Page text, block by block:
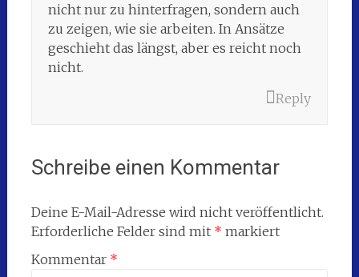
nicht nur zu hinterfragen, sondern auch
zu zeigen, wie sie arbeiten. In Ansätze
geschieht das längst, aber es reicht noch
nicht.
Reply
Schreibe einen Kommentar
Deine E-Mail-Adresse wird nicht veröffentlicht.
Erforderliche Felder sind mit * markiert
Kommentar *